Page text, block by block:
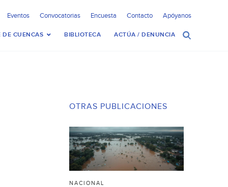
Eventos Convocatorias Encuesta Contacto Apóyanos
DE CUENCAS BIBLIOTECA ACTÚA / DENUNCIA
OTRAS PUBLICACIONES
NACIONAL